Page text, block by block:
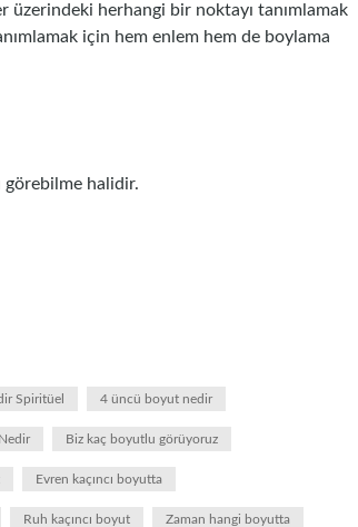
herhangi bir noktayı tanımlamak
için hem enlem hem de boylama
halidir.
Spiritüel 4 üncü boyut nedir
Biz kaç boyutlu görüyoruz
Evren kaçıncı boyutta
Ruh kaçıncı boyut Zaman hangi boyutta